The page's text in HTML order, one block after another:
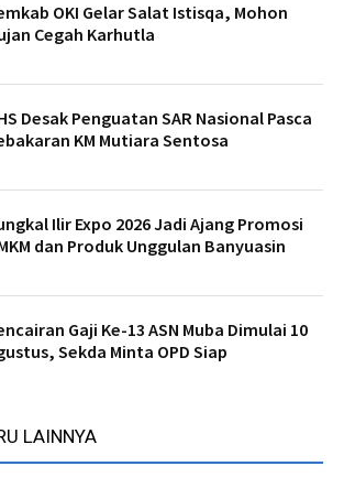
OKI Gelar Salat Istisqa, Mohon
Cegah Karhutla
Desak Penguatan SAR Nasional Pasca
KM Mutiara Sentosa
Ilir Expo 2026 Jadi Ajang Promosi
dan Produk Unggulan Banyuasin
Gaji Ke-13 ASN Muba Dimulai 10
Sekda Minta OPD Siap
LAINNYA